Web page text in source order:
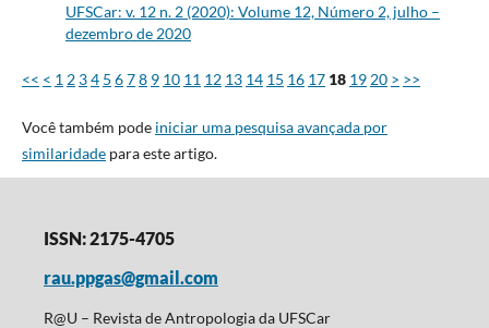
UFSCar: v. 12 n. 2 (2020): Volume 12, Número 2, julho –
dezembro de 2020
<< < 1 2 34 5 678 9 10 11 12 13 14 15 16 17 18 19 20 > >>
Você também pode iniciar uma pesquisa avançada por
similaridadepara este artigo.
ISSN: 2175-4705
rau.ppgas@gmail.com
R@U – Revista de Antropologia da UFSCar